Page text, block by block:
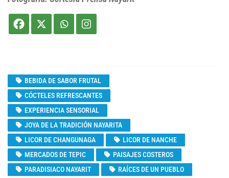
BEBIDA DE SABOR FRUTAL
CÓCTELES REFRESCANTES
EXPERIENCIA SENSORIAL
JOYA DE LA TRADICIÓN NAYARITA
LICOR DE CHANGUNAGA
LICOR DE NANCHE
MERCADOS DE TEPIC
PAISAJES COSTEROS
PARADISIACO NAYARIT
RAÍCES DE UN PUEBLO